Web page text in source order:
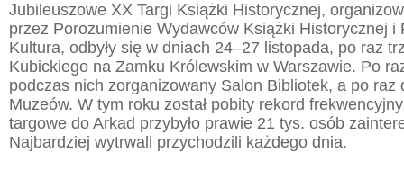
Jubileuszowe XX Targi Książki Historycznej,
przez Porozumienie Wydawców Książki Historycznej i
Kultura, odbyły się w dniach 24–27 listopada, po raz
Kubickiego na Zamku Królewskim w Warszawie. Po
podczas nich zorganizowany Salon Bibliotek, a po raz
Muzeów. W tym roku został pobity rekord
targowe do Arkad przybyło prawie 21 tys. osób
Najbardziej wytrwali przychodzili każdego dnia.